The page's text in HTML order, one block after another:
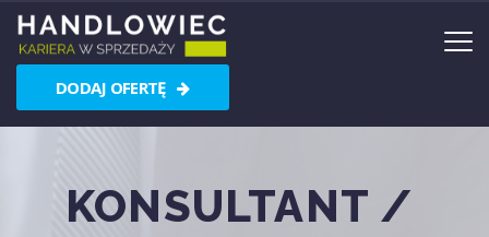
DODAJ OFERTĘ
KONSULTANT /